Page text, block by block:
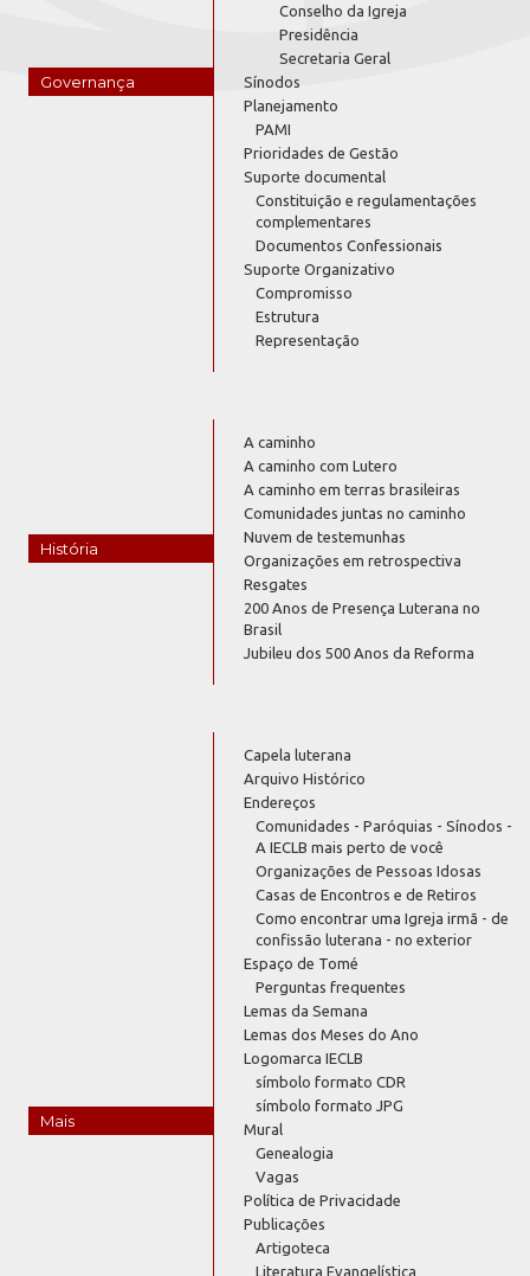
Governança
Conselho da Igreja
Presidência
Secretaria Geral
Sínodos
Planejamento
PAMI
Prioridades de Gestão
Suporte documental
Constituição e regulamentações
complementares
Documentos Confessionais
Suporte Organizativo
Compromisso
Estrutura
Representação
História
A caminho
A caminho com Lutero
A caminho em terras brasileiras
Comunidades juntas no caminho
Nuvem de testemunhas
Organizações em retrospectiva
Resgates
200 Anos de Presença Luterana no
Brasil
Jubileu dos 500 Anos da Reforma
Mais
Capela luterana
Arquivo Histórico
Endereços
Comunidades - Paróquias - Sínodos -
A IECLB mais perto de você
Organizações de Pessoas Idosas
Casas de Encontros e de Retiros
Como encontrar uma Igreja irmã - de
confissão luterana - no exterior
Espaço de Tomé
Perguntas frequentes
Lemas da Semana
Lemas dos Meses do Ano
Logomarca IECLB
símbolo formato CDR
símbolo formato JPG
Mural
Genealogia
Vagas
Política de Privacidade
Publicações
Artigoteca
Literatura Evangelística